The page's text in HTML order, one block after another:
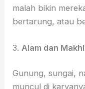
malah bikin
bertarung, atau
3. Alam dan
Gunung, sungai,
muncul di